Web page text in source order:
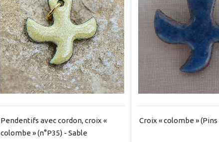
Pendentifs avec cordon, croix «
colombe » (n°P35) - Sable
Croix « colombe »